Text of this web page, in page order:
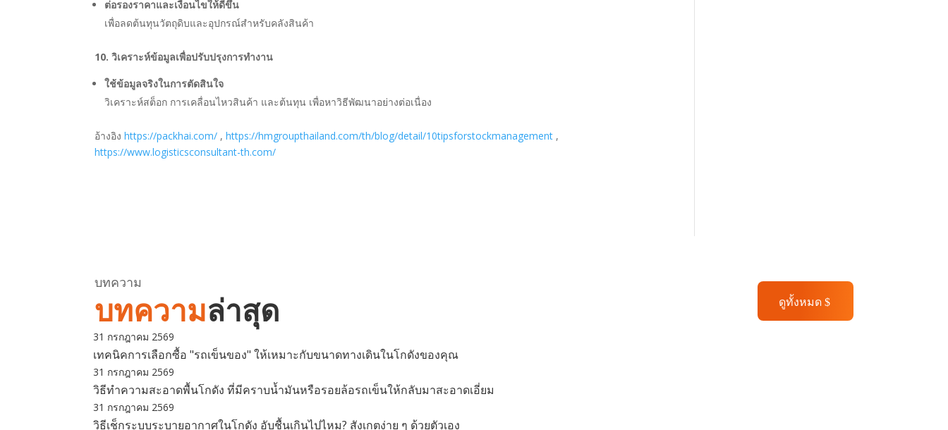
ต่อรองราคาและเงื่อนไขให้ดีขึ้น
เพื่อลดต้นทุนวัตถุดิบและอุปกรณ์สำหรับคลังสินค้า
10. วิเคราะห์ข้อมูลเพื่อปรับปรุงการทำงาน
ใช้ข้อมูลจริงในการตัดสินใจ
วิเคราะห์สต็อก การเคลื่อนไหวสินค้า และต้นทุน เพื่อหาวิธีพัฒนาอย่างต่อเนื่อง
อ้างอิงhttps://packhai.com/ ,https://hmgroupthailand.com/th/blog/detail/10tipsforstockmanagement ,
https://www.logisticsconsultant-th.com/
บทความ
บทความล่าสุด ดูทั้งหมด
31 กรกฎาคม 2569
เทคนิคการเลือกซื้อ "รถเข็นของ" ให้เหมาะกับขนาดทางเดินในโกดังของคุณ
31 กรกฎาคม 2569
วิธีทำความสะอาดพื้นโกดัง ที่มีคราบน้ำมันหรือรอยล้อรถเข็นให้กลับมาสะอาดเอี่ยม
31 กรกฎาคม 2569
วิธีเช็กระบบระบายอากาศในโกดัง อับชื้นเกินไปไหม? สังเกตง่าย ๆ ด้วยตัวเอง